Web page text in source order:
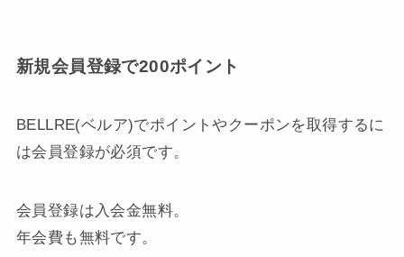
新規会員登録で200ポイント
BELLRE(ベルア)でポイントやクーポンを取得するに
は会員登録が必須です。
会員登録は入会金無料。
年会費も無料です。